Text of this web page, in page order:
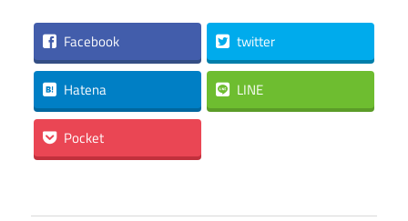
Facebook twitter
Hatena LINE
Pocket